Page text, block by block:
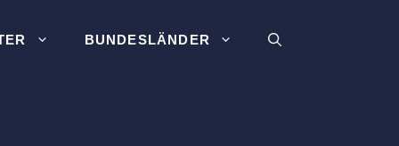
BUNDESLÄNDER